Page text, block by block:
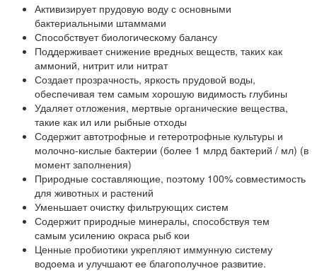
Активизирует прудовую воду с основными
бактериальными штаммами
Способствует биологическому балансу
Поддерживает снижение вредных веществ, таких как
аммоний, нитрит или нитрат
Создает прозрачность, яркость прудовой воды,
обеспечивая тем самым хорошую видимость глубины
Удаляет отложения, мертвые органические вещества,
такие как ил или рыбные отходы
Содержит автотрофные и гетеротрофные культуры и
молочно-кислые бактерии (более 1 млрд бактерий / мл) (в
момент заполнения)
Природные составляющие, поэтому 100% совместимость
для животных и растений
Уменьшает очистку фильтрующих систем
Содержит природные минералы, способствуя тем
самым усилению окраса рыб кои
Ценные пробиотики укрепляют иммунную систему
водоема и улучшают ее благополучное развитие.